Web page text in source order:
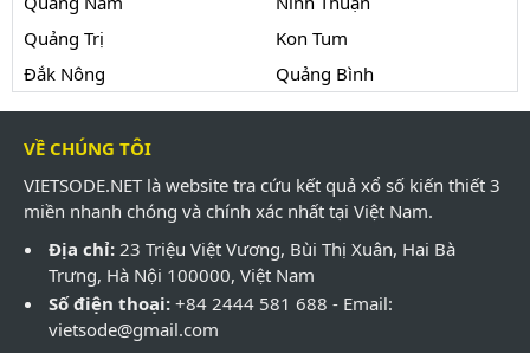
Quảng Trị
Kon Tum
Đắk Nông
Quảng Bình
VỀ CHÚNG TÔI
VIETSODE.NET là website tra cứu kết quả xổ số kiến thiết 3
miền nhanh chóng và chính xác nhất tại Việt Nam.
Địa chỉ: 23 Triệu Việt Vương, Bùi Thị Xuân, Hai Bà
Trưng, Hà Nội 100000, Việt Nam
Số điện thoại: +84 2444 581 688 - Email:
vietsode@gmail.com